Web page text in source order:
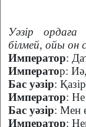
Уәзір ордаға
білмей, ойы он
Император:
Император:
Бас уәзір:
Император: Не
Бас уәзір: Мен
Император: